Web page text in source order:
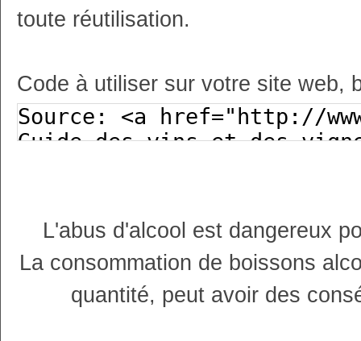
toute réutilisation.
Code à utiliser sur votre site web,
L'abus d'alcool est dangereux
La consommation de boissons
quantité, peut avoir des